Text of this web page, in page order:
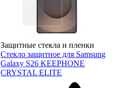
Защитные стекла и пленки
Стекло защитное для Samsung
Galaxy S26 KEEPHONE
CRYSTAL ELITE